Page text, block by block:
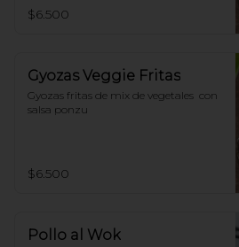
$6.500
Gyozas Veggie Fritas
Gyozas fritas de mix de vegetales  con
salsa ponzu
$6.500
Pollo al Wok